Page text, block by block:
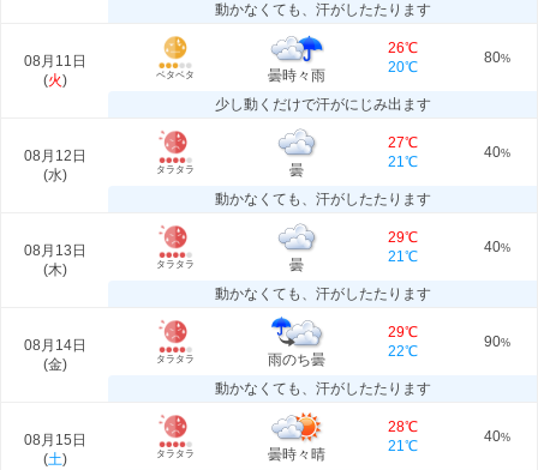
動かなくても、汗がしたたります
08月11日
(火) ベタベタ 曇時々雨
26℃
20℃
80%
少し動くだけで汗がにじみ出ます
08月12日
(水) タラタラ 曇
27℃
21℃
40%
動かなくても、汗がしたたります
08月13日
(木) タラタラ 曇
29℃
21℃
40%
動かなくても、汗がしたたります
08月14日
(金) タラタラ 雨のち曇
29℃
22℃
90%
動かなくても、汗がしたたります
08月15日
(土) タラタラ 曇時々晴
28℃
21℃
40%